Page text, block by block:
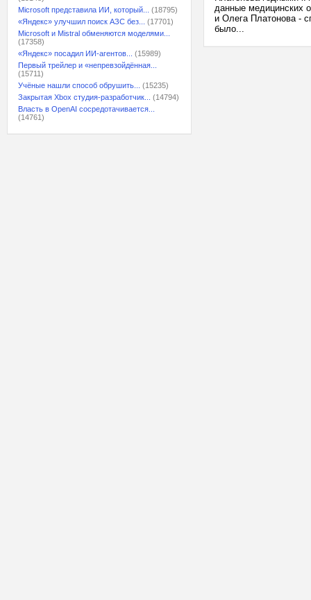
Microsoft представила ИИ, который...
(18795)
«Яндекс» улучшил поиск АЗС без...
(17701)
Microsoft и Mistral обменяются моделями...
(17358)
«Яндекс» посадил ИИ-агентов...
(15989)
Первый трейлер и «непревзойдённая...
(15711)
Учёные нашли способ обрушить...
(15235)
Закрытая Xbox студия-разработчик...
(14794)
Власть в OpenAI сосредотачивается...
(14761)
данные медицинских
и Олега Платонова -
было...